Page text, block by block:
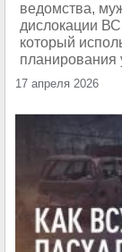
ведомства,
дислокации
который
планирования
17 апреля 2026